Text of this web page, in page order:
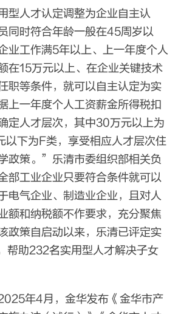
型人才认定调整为企业自主认
同时符合年龄一般在45周岁以
业工作满5年以上、上一年度个人
在15万元以上、在企业关键技术
职等条件，就可以自主认定为实
上一年度个人工资薪金所得税扣
定人才层次，其中30万元以上为
下为F类，享受相应人才层次住
政策。”乐清市委组织部相关负
部工业企业只要符合条件就可以
电气企业、制造业企业，且对人
额和纳税额不作要求，充分聚焦
政策自启动以来，乐清已评定实
帮助232名实用型人才解决子女
年4月，金华发布《金华市产